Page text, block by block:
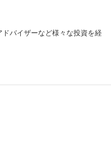
バイザーなど様々な投資を経